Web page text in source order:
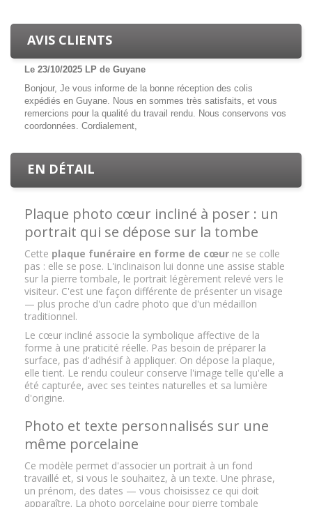
AVIS CLIENTS
Le 23/10/2025 LP de Guyane
Bonjour, Je vous informe de la bonne réception des colis
expédiés en Guyane. Nous en sommes très satisfaits, et vous
remercions pour la qualité du travail rendu. Nous conservons vos
coordonnées. Cordialement,
EN DÉTAIL
Plaque photo cœur incliné à poser : un
portrait qui se dépose sur la tombe
Cette plaque funéraire en forme de cœur ne se colle
pas : elle se pose. L'inclinaison lui donne une assise stable
sur la pierre tombale, le portrait légèrement relevé vers le
visiteur. C'est une façon différente de présenter un visage
— plus proche d'un cadre photo que d'un médaillon
traditionnel.
Le cœur incliné associe la symbolique affective de la
forme à une praticité réelle. Pas besoin de préparer la
surface, pas d'adhésif à appliquer. On dépose la plaque,
elle tient. Le rendu couleur conserve l'image telle qu'elle a
été capturée, avec ses teintes naturelles et sa lumière
d'origine.
Photo et texte personnalisés sur une
même porcelaine
Ce modèle permet d'associer un portrait à un fond
travaillé et, si vous le souhaitez, à un texte. Une phrase,
un prénom, des dates — vous choisissez ce qui doit
apparaître. La photo porcelaine pour pierre tombale